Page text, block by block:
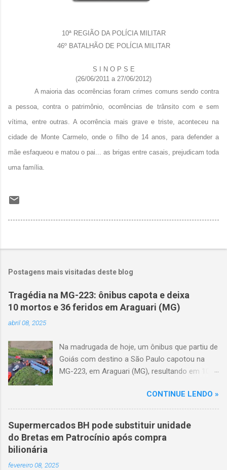
10ª REGIÃO DA POLÍCIA MILITAR
46º BATALHÃO DE POLÍCIA MILITAR
S I N O P S E
(26/06/2011 a 27/06/2012)
A maioria das ocorrências foram crimes comuns sendo contra
a pessoa, contra o patrimônio, ocorrências de trânsito com e sem
vítima, entre outras. A ocorrência mais grave e triste, aconteceu na
cidade de Monte Carmelo, onde o filho de 14 anos, para defender a
mãe esfaqueou e matou o pai... as brigas entre casais, prejudicam toda
uma família.
Postagens mais visitadas deste blog
Tragédia na MG-223: ônibus capota e deixa
10 mortos e 36 feridos em Araguari (MG)
abril 08, 2025
Na madrugada de hoje, um ônibus que partiu de
Goiás com destino a São Paulo capotou na
MG-223, em Araguari (MG), resultando em 10
volta das 3h40, próximo ao trevo de Queixinho,
quando o motorista perdeu o controle do
veículo, atravessou o canteiro central e
capotou em uma alça de acesso. Entre as
vítimas fatais, há duas crianças de
CONTINUE LENDO »
Supermercados BH pode substituir unidade
do Bretas em Patrocínio após compra
bilionária
fevereiro 08, 2025